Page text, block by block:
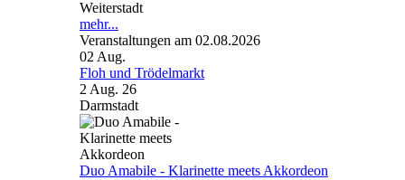
Weiterstadt
mehr...
Veranstaltungen am 02.08.2026
02 Aug.
Floh und Trödelmarkt
2 Aug. 26
Darmstadt
Duo Amabile - Klarinette meets Akkordeon